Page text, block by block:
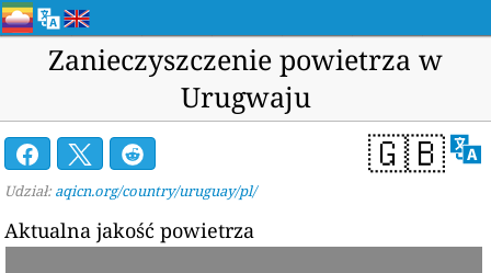
Zanieczyszczenie powietrza w
Urugwaju
🇬🇧
Udział: aqicn.org/country/uruguay/pl/
Aktualna jakość powietrza